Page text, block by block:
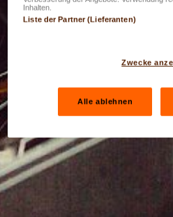
Inhalten.
Liste der Partner (Lieferanten)
Zwecke
Alle ablehnen